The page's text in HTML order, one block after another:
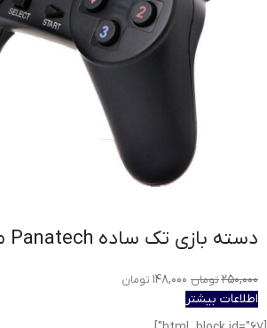
دسته بازی تک ساده Panatech مدل 504
۲۵۰,۰۰۰تومان ۱۴۸,۰۰۰ تومان
اطلاعات بیشتر